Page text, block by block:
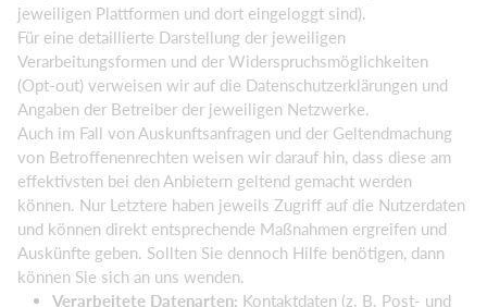
jeweiligen Plattformen und dort eingeloggt sind).
Für eine detaillierte Darstellung der jeweiligen
Verarbeitungsformen und der Widerspruchsmöglichkeiten
(Opt-out) verweisen wir auf die Datenschutzerklärungen und
Angaben der Betreiber der jeweiligen Netzwerke.
Auch im Fall von Auskunftsanfragen und der Geltendmachung
von Betroffenenrechten weisen wir darauf hin, dass diese am
effektivsten bei den Anbietern geltend gemacht werden
können. Nur Letztere haben jeweils Zugriff auf die Nutzerdaten
und können direkt entsprechende Maßnahmen ergreifen und
Auskünfte geben. Sollten Sie dennoch Hilfe benötigen, dann
können Sie sich an uns wenden.
Verarbeitete Datenarten: Kontaktdaten (z. B. Post- und